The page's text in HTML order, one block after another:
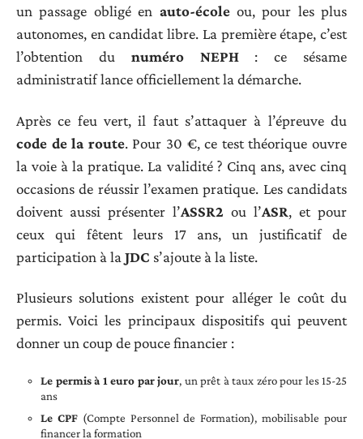
un passage obligé en auto-écoleou, pour les plus
autonomes, en candidat libre. La première étape, c’est
l’obtention du numéro NEPH: ce sésame
administratif lance officiellement la démarche.
Après ce feu vert, il faut s’attaquer à l’épreuve du
code de la route. Pour 30 €, ce test théorique ouvre
la voie à la pratique. La validité ? Cinq ans, avec cinq
occasions de réussir l’examen pratique. Les candidats
doivent aussi présenter l’ASSR2 ou l’ASR, et pour
ceux qui fêtent leurs 17 ans, un justificatif de
participation à la JDC s’ajoute à la liste.
Plusieurs solutions existent pour alléger le coût du
permis. Voici les principaux dispositifs qui peuvent
donner un coup de pouce financier :
Le permis à 1 euro par jour, un prêt à taux zéro pour les 15-25
ans
Le CPF(Compte Personnel de Formation), mobilisable pour
financer la formation